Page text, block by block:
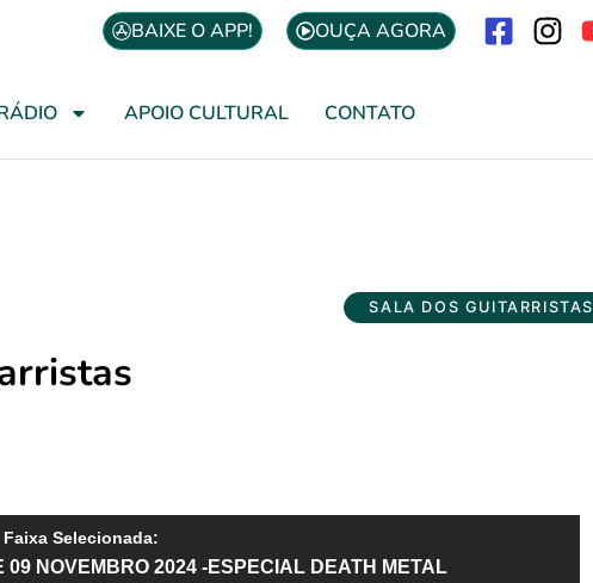
BAIXE O APP! OUÇA AGORA
APOIO CULTURAL CONTATO
SALA DOS GUITARRISTAS
Faixa Selecionada:
09 NOVEMBRO 2024 -ESPECIAL DEATH METAL